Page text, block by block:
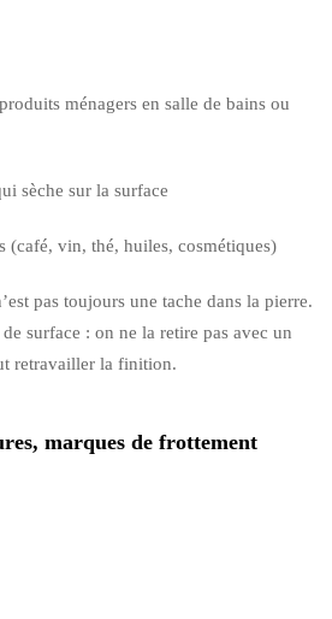
ménagers en salle de bains ou
sèche sur la surface
(café, vin, thé, huiles, cosmétiques)
pas toujours une tache dans la pierre.
surface : on ne la retire pas avec un
retravailler la finition.
marques de frottement